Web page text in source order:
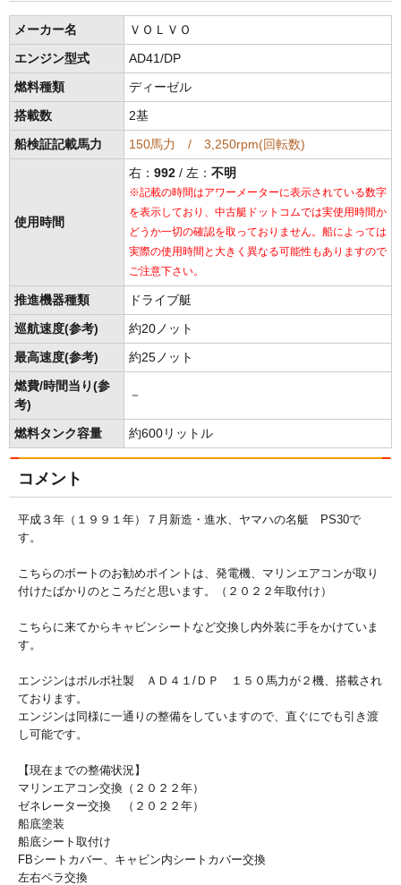
メーカー名 ＶＯＬＶＯ
エンジン型式 AD41/DP
燃料種類 ディーゼル
搭載数 2基
船検証記載馬力 150馬力 / 3,250rpm(回転数)
使用時間
右： 992 / 左： 不明
※記載の時間はアワーメーターに表示されている数字
を表示しており、中古艇ドットコムでは実使用時間か
どうか一切の確認を取っておりません。船によっては
実際の使用時間と大きく異なる可能性もありますので
ご注意下さい。
推進機器種類 ドライブ艇
巡航速度(参考) 約20ノット
最高速度(参考) 約25ノット
燃費/時間当り(参
考)
－
燃料タンク容量 約600リットル
コメント
平成３年（１９９１年）７月新造・進水、ヤマハの名艇 PS30で
す。
こちらのボートのお勧めポイントは、発電機、マリンエアコンが取り
付けたばかりのところだと思います。（２０２２年取付け）
こちらに来てからキャビンシートなど交換し内外装に手をかけていま
す。
エンジンはボルボ社製 ＡＤ４１/ＤＰ １５０馬力が２機、搭載され
ております。
エンジンは同様に一通りの整備をしていますので、直ぐにでも引き渡
し可能です。
【現在までの整備状況】
マリンエアコン交換（２０２２年）
ゼネレーター交換 （２０２２年）
船底塗装
船底シート取付け
FBシートカバー、キャビン内シートカバー交換
左右ペラ交換